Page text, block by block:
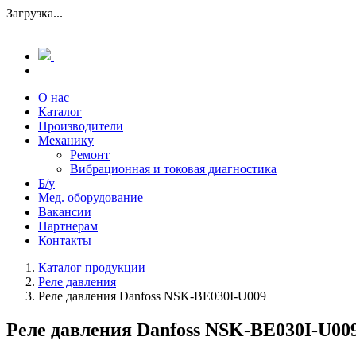
Загрузка...
О нас
Каталог
Производители
Механику
Ремонт
Вибрационная и токовая диагностика
Б/у
Мед. оборудование
Вакансии
Партнерам
Контакты
Каталог продукции
Реле давления
Реле давления Danfoss NSK-BE030I-U009
Реле давления Danfoss NSK-BE030I-